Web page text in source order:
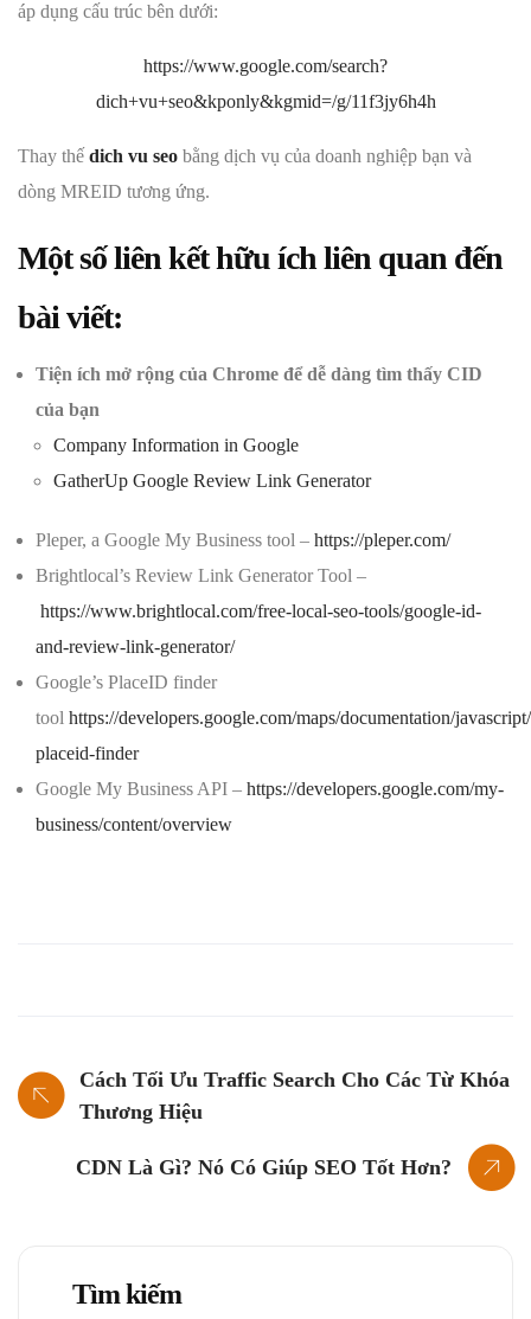
áp dụng cấu trúc bên dưới:
https://www.google.com/search?
dich+vu+seo&kponly&kgmid=/g/11f3jy6h4h
Thay thế dich vu seo bằng dịch vụ của doanh nghiệp bạn và
dòng MREID tương ứng.
Một số liên kết hữu ích liên quan đến
bài viết:
Tiện ích mở rộng của Chrome để dễ dàng tìm thấy CID
của bạn
Company Information in Google
GatherUp Google Review Link Generator
Pleper, a Google My Business tool – https://pleper.com/
Brightlocal’s Review Link Generator Tool –
https://www.brightlocal.com/free-local-seo-tools/google-id-
and-review-link-generator/
Google’s PlaceID finder
tool https://developers.google.com/maps/documentation/
placeid-finder
Google My Business API – https://developers.google.com/my-
business/content/overview
Cách Tối Ưu Traffic Search Cho Các Từ Khóa
Thương Hiệu
CDN Là Gì? Nó Có Giúp SEO Tốt Hơn?
Tìm kiếm